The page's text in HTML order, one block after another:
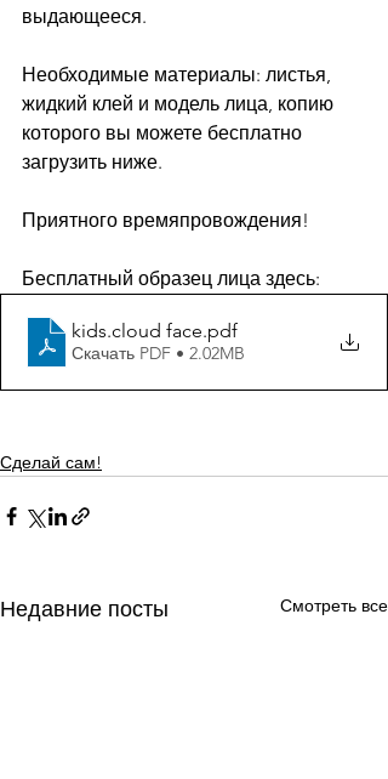
выдающееся.
Необходимые материалы: листья,
жидкий клей и модель лица, копию
которого вы можете бесплатно
загрузить ниже.
Приятного времяпровождения!
Бесплатный образец лица здесь:
kids.cloud face.pdf
Скачать PDF • 2.02MB
Сделай сам!
Недавние посты Смотреть все